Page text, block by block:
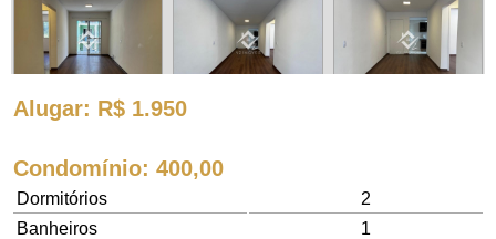
Alugar: R$ 1.950
Condomínio: 400,00
Dormitórios
2
Banheiros
1